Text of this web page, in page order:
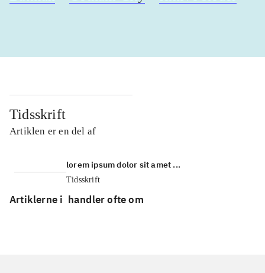
Tidsskrift
Artiklen er en del af
lorem ipsum dolor sit amet ...
Tidsskrift
Artiklerne i handler ofte om